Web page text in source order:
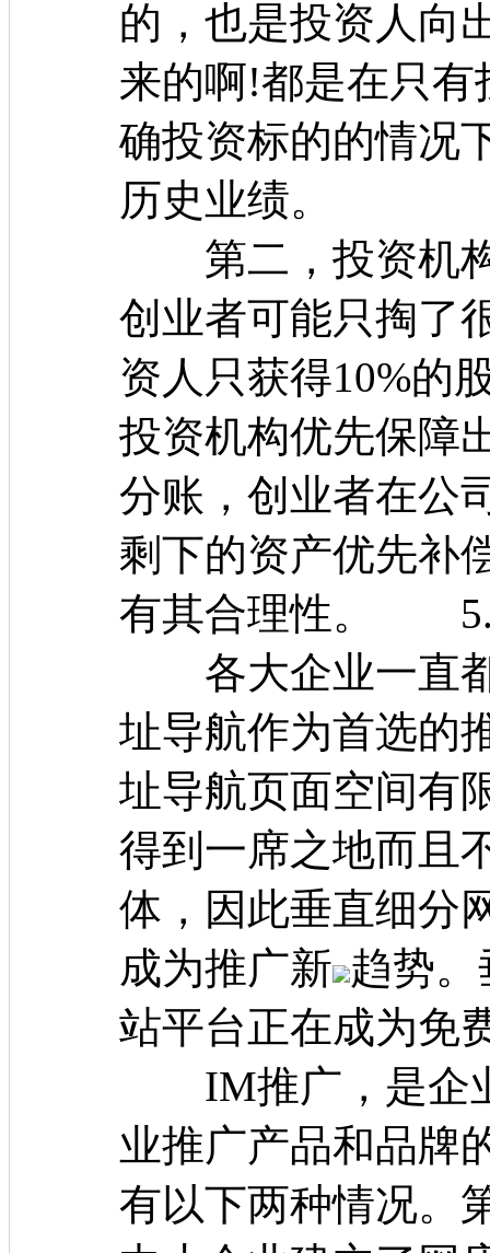
的，也是投资人向
来的啊!都是在只
确投资标的的情况
历史业绩。
第二，投资机构
创业者可能只掏了
资人只获得10%的
投资机构优先保障
分账，创业者在公
剩下的资产优先补
有其合理性。
各大企业一直都
址导航作为首选的
址导航页面空间有
得到一席之地而且
体，因此垂直细分
成为推广新 趋势
站平台正在成为免
IM推广，是企
业推广产品和品牌
有以下两种情况。